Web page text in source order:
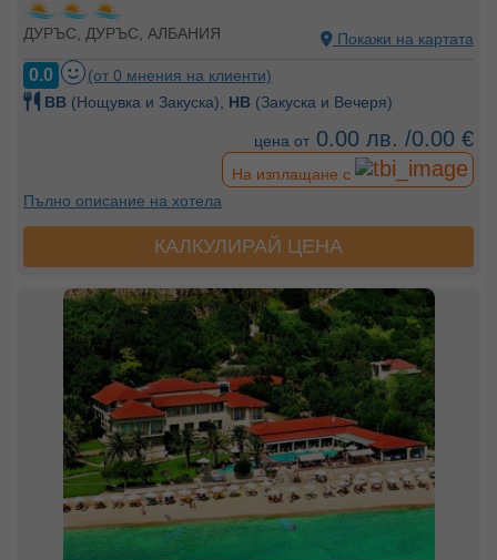
ДУРЪС, ДУРЪС, АЛБАНИЯ Покажи на картата
0.0
(от 0 мнения на клиенти)
BB (Нощувка и Закуска), HB (Закуска и Вечеря)
цена от 0.00 лв. /0.00 €
На изплащане с
Пълно описание на хотела
КАЛКУЛИРАЙ ЦЕНА